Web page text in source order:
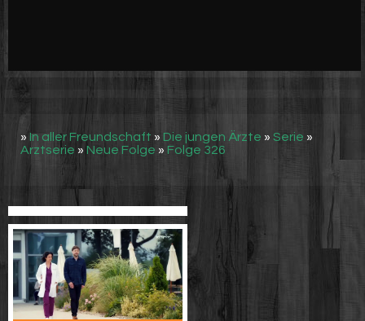
» In aller Freundschaft » Die jungen Ärzte » Serie »
Arztserie » Neue Folge » Folge 326